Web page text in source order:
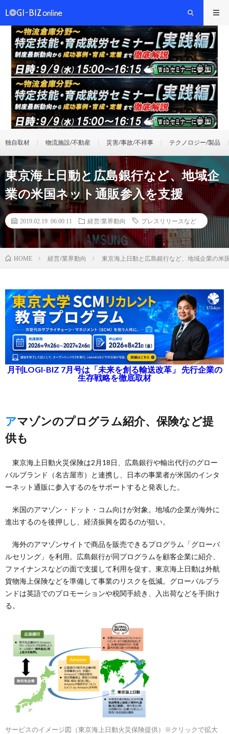
独自取材 物流施設/不動産 災害/事故/不祥事 テクノロジー/製品
東京海上日動と広島銀行など、地域企
業の米国ネット通販参入を支援
2019.02.19 06:00:11 経営/業界動向 プレスリリースなど
HOME 経営/業界動向 東京海上日動と広島銀行など、地域企業の米
月刊LOGI-BIZ 7月号は「未来を創る輸送改革」 先行企業の
生存戦略を徹底取材
アマゾンのプログラム紹介、保険など提
供も
東京海上日動火災保険は2月18日、広島銀行や輸出代行のグロー
バルブランド（名古屋市）と連携し、日本の事業者が米国のインタ
ーネット通販に参入するのをサポートすると発表した。
米国のアマゾン・ドット・コム向けが対象。地域の企業が海外に
進出するのを後押しし、経済振興を図るのが狙い。
海外のアマゾンサイトで商品を販売できるプログラム「グローバ
ルセリング」を利用。広島銀行が同プログラムを顧客企業に紹介、
ファイナンスなどの面で支援して利用を促す。東京海上日動は外航
貨物海上保険などを準備して事業のリスクを低減。グローバルブラ
ンドは英語でのプロモーションや税関手続き、入出荷などを手掛け
る。
サービスのイメージ図（東京海上日動火災保険提供）※クリックで拡大